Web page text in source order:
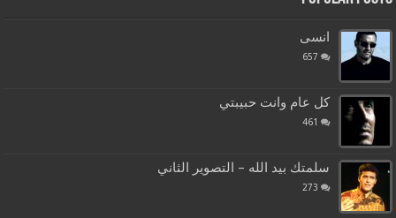
انسى
657
كل عام وانت حبيبتي
461
سلمتك بيد الله – التصوير الثاني
273